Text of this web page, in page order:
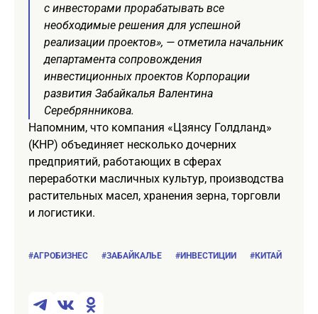
с инвесторами прорабатывать все
необходимые решения для успешной
реализации проектов», — отметила начальник
департамента сопровождения
инвестиционных проектов Корпорации
развития Забайкалья Валентина
Серебрянникова.
Напомним, что компания «Цзянсу Голдланд»
(КНР) объединяет несколько дочерних
предприятий, работающих в сферах
переработки масличных культур, производства
растительных масел, хранения зерна, торговли
и логистики.
#АГРОБИЗНЕС #ЗАБАЙКАЛЬЕ #ИНВЕСТИЦИИ #КИТАЙ